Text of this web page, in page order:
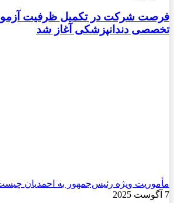
فرصت شرکت در تکمیل ظرفیت
تخصصی دندانپزشکی آغاز شد
مأموریت ویژه رئیس‌جمهور به احمدیان
7 آگوست 2025